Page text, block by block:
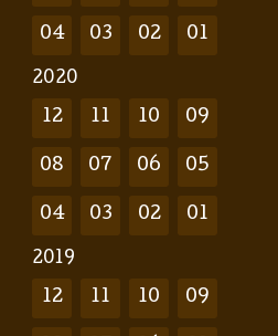
04 03 02 01
2020
12 11 10 09
08 07 06 05
04 03 02 01
2019
12 11 10 09